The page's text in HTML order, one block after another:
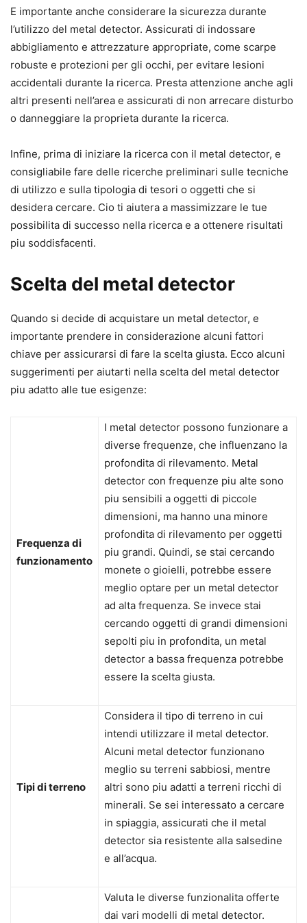
E importante anche considerare la sicurezza durante
l’utilizzo del metal detector. Assicurati di indossare
abbigliamento e attrezzature appropriate, come scarpe
robuste e protezioni per gli occhi, per evitare lesioni
accidentali durante la ricerca. Presta attenzione anche agli
altri presenti nell’area e assicurati di non arrecare disturbo
o danneggiare la proprieta durante la ricerca.
Infine, prima di iniziare la ricerca con il metal detector, e
consigliabile fare delle ricerche preliminari sulle tecniche
di utilizzo e sulla tipologia di tesori o oggetti che si
desidera cercare. Cio ti aiutera a massimizzare le tue
possibilita di successo nella ricerca e a ottenere risultati
piu soddisfacenti.
Scelta del metal detector
Quando si decide di acquistare un metal detector, e
importante prendere in considerazione alcuni fattori
chiave per assicurarsi di fare la scelta giusta. Ecco alcuni
suggerimenti per aiutarti nella scelta del metal detector
piu adatto alle tue esigenze:
Frequenza di
funzionamento
I metal detector possono funzionare a
diverse frequenze, che influenzano la
profondita di rilevamento. Metal
detector con frequenze piu alte sono
piu sensibili a oggetti di piccole
dimensioni, ma hanno una minore
profondita di rilevamento per oggetti
piu grandi. Quindi, se stai cercando
monete o gioielli, potrebbe essere
meglio optare per un metal detector
ad alta frequenza. Se invece stai
cercando oggetti di grandi dimensioni
sepolti piu in profondita, un metal
detector a bassa frequenza potrebbe
essere la scelta giusta.
Tipi di terreno
Considera il tipo di terreno in cui
intendi utilizzare il metal detector.
Alcuni metal detector funzionano
meglio su terreni sabbiosi, mentre
altri sono piu adatti a terreni ricchi di
minerali. Se sei interessato a cercare
in spiaggia, assicurati che il metal
detector sia resistente alla salsedine
e all’acqua.
Valuta le diverse funzionalita offerte
dai vari modelli di metal detector.